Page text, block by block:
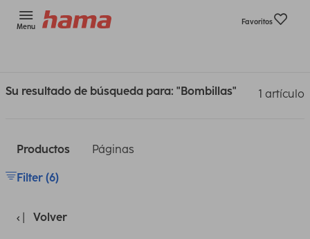
Menu
Favoritos
Su resultado de búsqueda para: "Bombillas" 1 artículo
Productos Páginas
Filter (6)
Volver